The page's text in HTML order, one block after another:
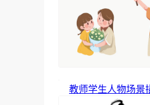
教师学生人物场景